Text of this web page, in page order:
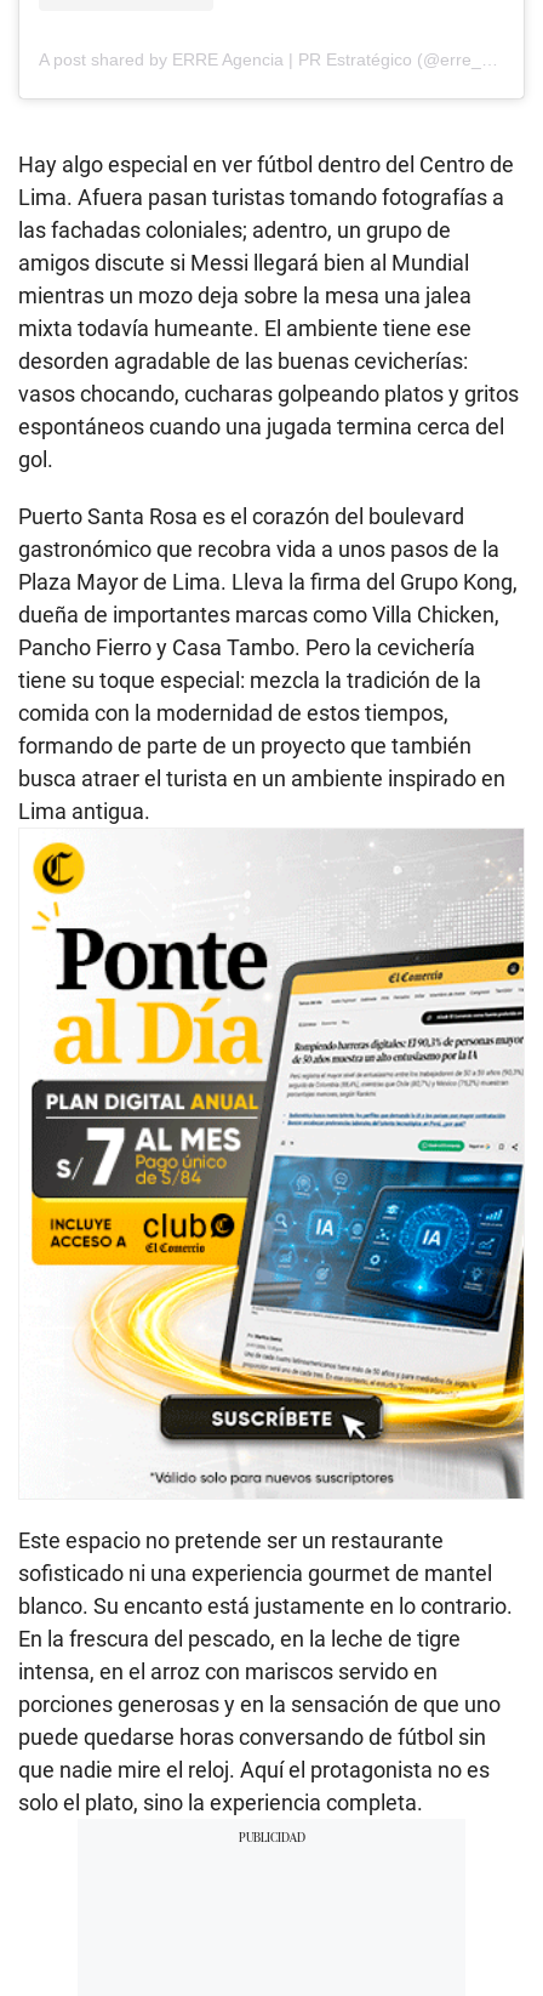
Hay algo especial en ver fútbol dentro del Centro de
Lima. Afuera pasan turistas tomando fotografías a
las fachadas coloniales; adentro, un grupo de
amigos discute si Messi llegará bien al Mundial
mientras un mozo deja sobre la mesa una jalea
mixta todavía humeante. El ambiente tiene ese
desorden agradable de las buenas cevicherías:
vasos chocando, cucharas golpeando platos y gritos
espontáneos cuando una jugada termina cerca del
gol.
Puerto Santa Rosa es el corazón del boulevard
gastronómico que recobra vida a unos pasos de la
Plaza Mayor de Lima. Lleva la firma del Grupo Kong,
dueña de importantes marcas como Villa Chicken,
Pancho Fierro y Casa Tambo. Pero la cevichería
tiene su toque especial: mezcla la tradición de la
comida con la modernidad de estos tiempos,
formando de parte de un proyecto que también
busca atraer el turista en un ambiente inspirado en
Lima antigua.
Este espacio no pretende ser un restaurante
sofisticado ni una experiencia gourmet de mantel
blanco. Su encanto está justamente en lo contrario.
En la frescura del pescado, en la leche de tigre
intensa, en el arroz con mariscos servido en
porciones generosas y en la sensación de que uno
puede quedarse horas conversando de fútbol sin
que nadie mire el reloj. Aquí el protagonista no es
solo el plato, sino la experiencia completa.